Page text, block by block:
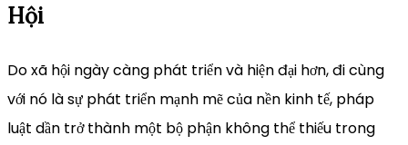
Hội
Do xã hội ngày càng phát triển và hiện đại hơn, đi cùng
với nó là sự phát triển mạnh mẽ của nền kinh tế, pháp
luật dần trở thành một bộ phận không thể thiếu trong